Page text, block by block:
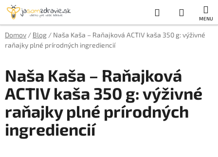
Prejsť
obsah
Hľadať
KOŠÍK
Domov / Blog / Naša Kaša – Raňajková ACTIV kaša 350 g: výživné
raňajky plné prírodných ingrediencií
Naša Kaša – Raňajková
ACTIV kaša 350 g: výživné
raňajky plné prírodných
ingrediencií